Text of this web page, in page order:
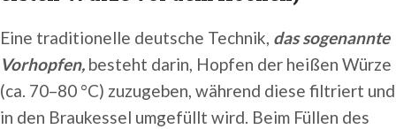
Eine traditionelle deutsche Technik, das sogenannte
Vorhopfen, besteht darin, Hopfen der heißen Würze
(ca. 70–80 °C) zuzugeben, während diese filtriert und
in den Braukessel umgefüllt wird. Beim Füllen des